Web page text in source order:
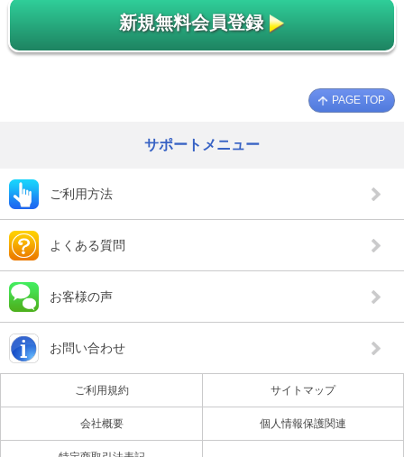
新規無料会員登録
PAGE TOP
サポートメニュー
ご利用方法
よくある質問
お客様の声
お問い合わせ
ご利用規約 サイトマップ
会社概要 個人情報保護関連